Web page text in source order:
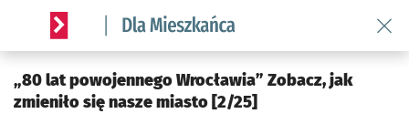
Serwis informacyjny wroclaw.pl podserwis: Dla mieszkańca
„80 lat powojennego Wrocławia” Zobacz, jak
zmieniło się nasze miasto [2/25]